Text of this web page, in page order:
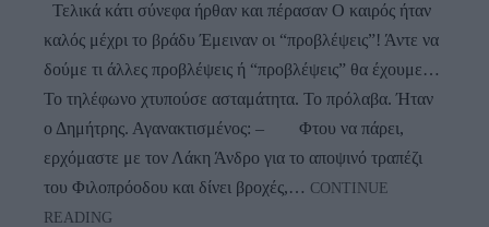
Τελικά κάτι σύνεφα ήρθαν και πέρασαν Ο καιρός ήταν
καλός μέχρι το βράδυ Έμειναν οι “προβλέψεις”! Άντε να
δούμε τι άλλες προβλέψεις ή “προβλέψεις” θα έχουμε…
Το τηλέφωνο χτυπούσε ασταμάτητα. Το πρόλαβα. Ήταν
ο Δημήτρης. Αγανακτισμένος: – Φτου να πάρει,
ερχόμαστε με τον Λάκη Άνδρο για το αποψινό τραπέζι
του Φιλοπρόοδου και δίνει βροχές,… CONTINUE
READING